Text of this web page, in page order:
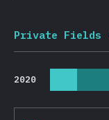
Private Fields
2020